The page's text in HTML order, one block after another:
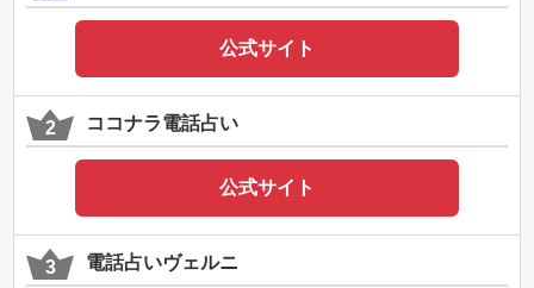
公式サイト
ココナラ電話占い
公式サイト
電話占いヴェルニ